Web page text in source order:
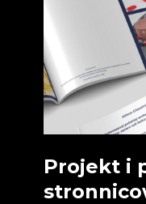
Projekt i